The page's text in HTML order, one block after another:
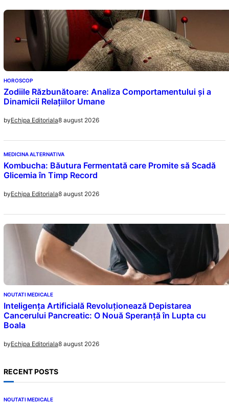
HOROSCOP
Zodiile Răzbunătoare: Analiza Comportamentului și a
Dinamicii Relațiilor Umane
byEchipa Editoriala8 august 2026
MEDICINA ALTERNATIVA
Kombucha: Băutura Fermentată care Promite să Scadă
Glicemia în Timp Record
byEchipa Editoriala8 august 2026
NOUTATI MEDICALE
Inteligența Artificială Revoluționează Depistarea
Cancerului Pancreatic: O Nouă Speranță în Lupta cu
Boala
byEchipa Editoriala8 august 2026
RECENT POSTS
NOUTATI MEDICALE